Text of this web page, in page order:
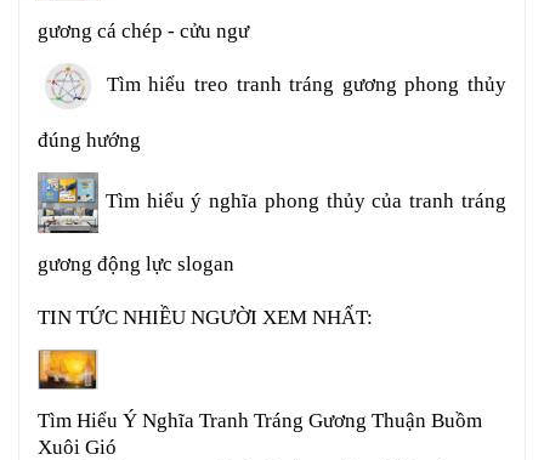
gương cá chép - cửu ngư
​​​​​​ Tìm hiểu treo tranh tráng gương phong thủy
đúng hướng
Tìm hiểu ý nghĩa phong thủy của tranh tráng
gương động lực slogan
TIN TỨC NHIỀU NGƯỜI XEM NHẤT:
Tìm Hiểu Ý Nghĩa Tranh Tráng Gương Thuận Buồm
Xuôi Gió